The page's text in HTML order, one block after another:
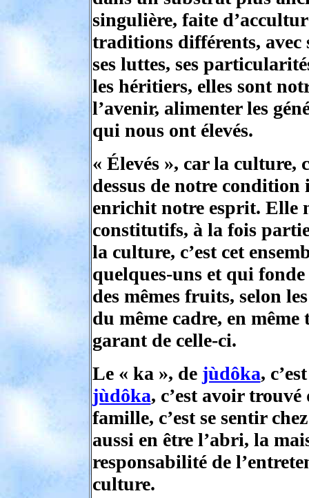
singulière, faite
traditions différents, avec
ses luttes, ses
les héritiers, elles sont
l’avenir, alimenter les
qui nous ont élevés.
« Élevés », car la culture,
dessus de notre
enrichit notre esprit. Elle
constitutifs, à la fois
la culture, c’est cet
quelques-uns et qui
des mêmes fruits, selon
du même cadre, en
garant de celle-ci.
Le « ka », de jùdôka,
jùdôka, c’est avoir
famille, c’est se sentir
aussi en être l’abri, la
responsabilité de
culture.